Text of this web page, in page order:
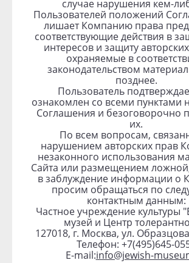
случае нарушения кем-
Пользователей положений
лишает Компанию права
соответствующие действия в
интересов и защиту
охраняемые в
законодательством
позднее.
Пользователь
ознакомлен со всеми пунктами
Соглашения и безоговорочно
их.
По всем вопросам,
нарушением авторских прав
незаконного использования
Сайта или размещением
в заблуждение информации о
просим обращаться по
контактным данным:
Частное учреждение культуры
музей и Центр
127018, г. Москва, ул.
Телефон: +7(495)645-
E-mail:info@jewish-